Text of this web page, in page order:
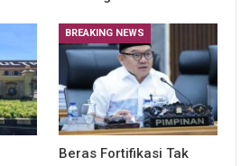
BREAKING NEWS
Beras Fortifikasi Tak